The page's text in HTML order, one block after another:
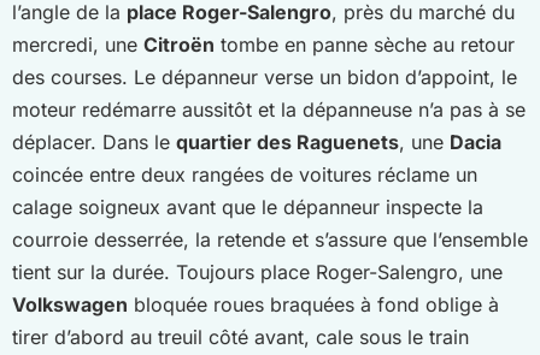
l’angle de la place Roger-Salengro, près du marché du
mercredi, une Citroën tombe en panne sèche au retour
des courses. Le dépanneur verse un bidon d’appoint, le
moteur redémarre aussitôt et la dépanneuse n’a pas à se
déplacer. Dans le quartier des Raguenets, une Dacia
coincée entre deux rangées de voitures réclame un
calage soigneux avant que le dépanneur inspecte la
courroie desserrée, la retende et s’assure que l’ensemble
tient sur la durée. Toujours place Roger-Salengro, une
Volkswagen bloquée roues braquées à fond oblige à
tirer d’abord au treuil côté avant, cale sous le train